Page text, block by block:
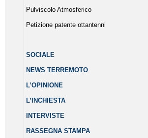
Pulviscolo Atmosferico
Petizione patente ottantenni
SOCIALE
NEWS TERREMOTO
L’OPINIONE
L’INCHIESTA
INTERVISTE
RASSEGNA STAMPA